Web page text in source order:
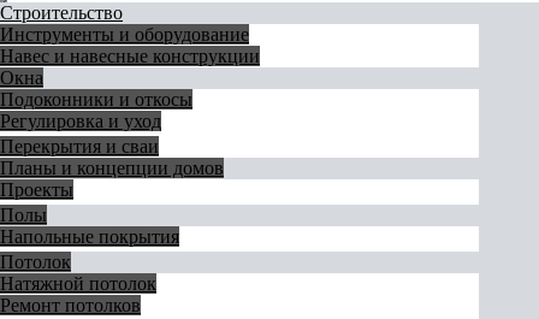
Строительство
Инструменты и оборудование
Навес и навесные конструкции
Окна
Подоконники и откосы
Регулировка и уход
Перекрытия и сваи
Планы и концепции домов
Проекты
Полы
Напольные покрытия
Потолок
Натяжной потолок
Ремонт потолков